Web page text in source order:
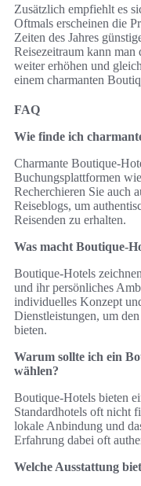
Zusätzlich empfiehlt es
Oftmals erscheinen die
Zeiten des Jahres
Reisezeitraum kann
weiter erhöhen und
einem charmanten
FAQ
Wie finde ich
Charmante Boutique-
Buchungsplattformen
Recherchieren Sie auch
Reiseblogs, um
Reisenden zu erhalten.
Was macht Boutique-
Boutique-Hotels
und ihr persönliches
individuelles Konzept
Dienstleistungen, um
bieten.
Warum sollte ich ein
wählen?
Boutique-Hotels bieten
Standardhotels oft nicht
lokale Anbindung und
Erfahrung dabei oft
Welche Ausstattung